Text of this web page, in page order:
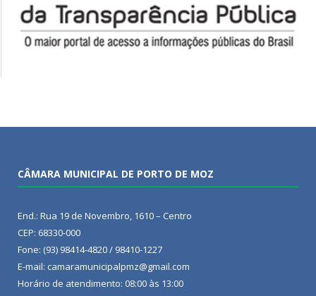
CÂMARA MUNICIPAL DE PORTO DE MOZ
End.: Rua 19 de Novembro, 1610 – Centro
CEP: 68330-000
Fone: (93) 98414-4820 / 98410-1227
E-mail: camaramunicipalpmz@gmail.com
Horário de atendimento: 08:00 às 13:00